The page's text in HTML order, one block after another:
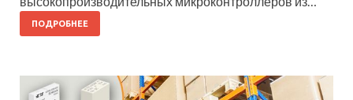
ПОДРОБНЕЕ